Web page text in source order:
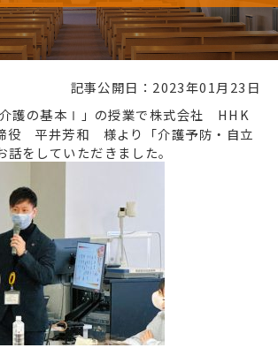
記事公開日：2023年01月23日
護の基本Ⅰ」の授業で株式会社 HHK
役 平井芳和 様より「介護予防・自立
をしていただきました。